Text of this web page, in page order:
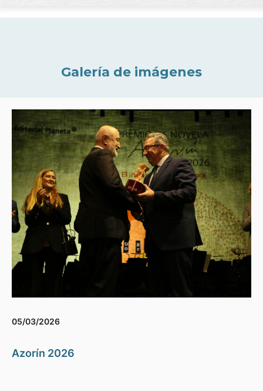
Galería de imágenes
05/03/2026
Azorín 2026